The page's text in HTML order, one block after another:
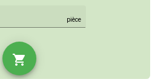
pièce
shopping_cart